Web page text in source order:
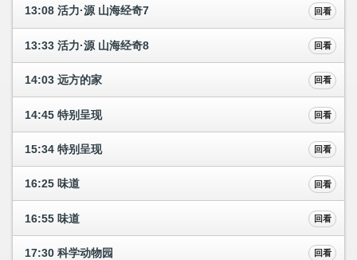
13:08 活力·源 山海经奇7 回看
13:33 活力·源 山海经奇8 回看
14:03 远方的家 回看
14:45 特别呈现 回看
15:34 特别呈现 回看
16:25 味道 回看
16:55 味道 回看
17:30 科学动物园 回看